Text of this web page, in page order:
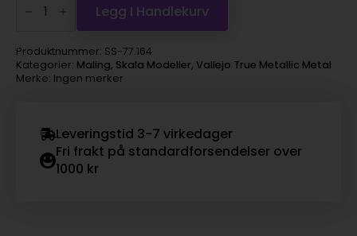
Metallic
-
Ancient
Copper,
Airbrush
Legg I Handlekurv
Produktnummer: SS-77.164
Kategorier: Maling, Skala Modeller, Vallejo True Metallic Metal
Merke: Ingen merker
Leveringstid 3-7 virkedager
Fri frakt på standardforsendelser over
1000 kr